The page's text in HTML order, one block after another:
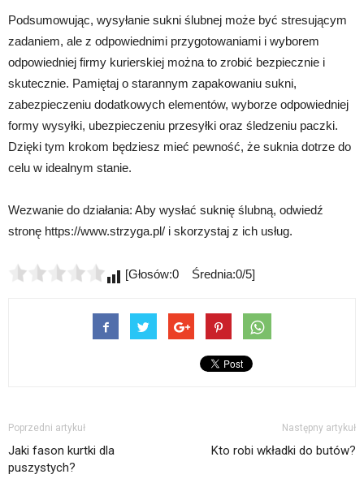
Podsumowując, wysyłanie sukni ślubnej może być stresującym
zadaniem, ale z odpowiednimi przygotowaniami i wyborem
odpowiedniej firmy kurierskiej można to zrobić bezpiecznie i
skutecznie. Pamiętaj o starannym zapakowaniu sukni,
zabezpieczeniu dodatkowych elementów, wyborze odpowiedniej
formy wysyłki, ubezpieczeniu przesyłki oraz śledzeniu paczki.
Dzięki tym krokom będziesz mieć pewność, że suknia dotrze do
celu w idealnym stanie.
Wezwanie do działania: Aby wysłać suknię ślubną, odwiedź
stronę https://www.strzyga.pl/ i skorzystaj z ich usług.
[Głosów:0 Średnia:0/5]
Poprzedni artykuł
Jaki fason kurtki dla
puszystych?
Następny artykuł
Kto robi wkładki do butów?